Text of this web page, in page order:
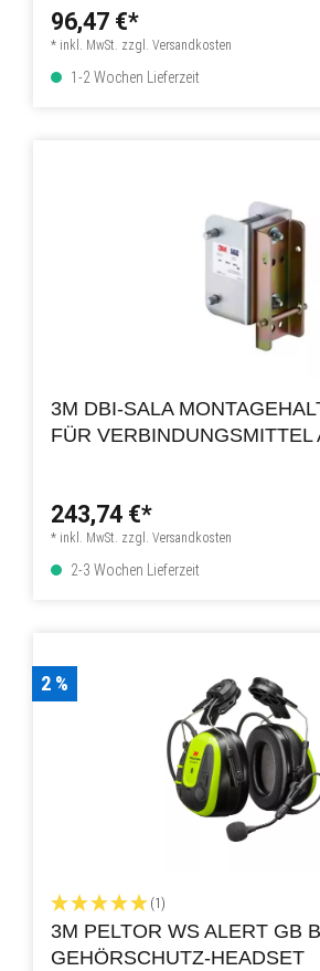
96,47 €*
* inkl. MwSt. zzgl. Versandkosten
1-2 Wochen Lieferzeit
3M DBI-SALA
FÜR VERBINDUNGSMITTEL
243,74 €*
* inkl. MwSt. zzgl. Versandkosten
2-3 Wochen Lieferzeit
2 %
(1)
3M PELTOR WS ALERT GB
GEHÖRSCHUTZ-HEADSET